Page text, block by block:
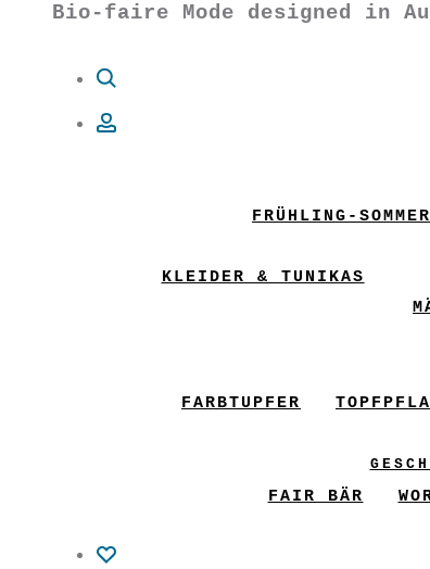
Bio-faire Mode designed in
FRÜHLING-
KLEIDER & TUNIKAS
FARBTUPFER
FAIR BÄR